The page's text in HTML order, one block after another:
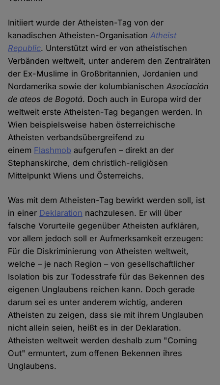
Initiiert wurde der Atheisten-Tag von der
kanadischen Atheisten-OrganisationAtheist
Republic. Unterstützt wird er von atheistischen
Verbänden weltweit, unter anderem den Zentralräten
der Ex-Muslime in Großbritannien, Jordanien und
Nordamerika sowie der kolumbianischenAsociación
de ateos de Bogotá. Doch auch in Europa wird der
weltweit erste Atheisten-Tag begangen werden. In
Wien beispielsweise haben österreichische
Atheisten verbandsübergreifend zu
einem Flashmob aufgerufen – direkt an der
Stephanskirche, dem christlich-religiösen
Mittelpunkt Wiens und Österreichs.
Was mit dem Atheisten-Tag bewirkt werden soll, ist
in einer Deklaration nachzulesen. Er will über
falsche Vorurteile gegenüber Atheisten aufklären,
vor allem jedoch soll er Aufmerksamkeit erzeugen:
Für die Diskriminierung von Atheisten weltweit,
welche – je nach Region – von gesellschaftlicher
Isolation bis zur Todesstrafe für das Bekennen des
eigenen Unglaubens reichen kann. Doch gerade
darum sei es unter anderem wichtig, anderen
Atheisten zu zeigen, dass sie mit ihrem Unglauben
nicht allein seien, heißt es in der Deklaration.
Atheisten weltweit werden deshalb zum "Coming
Out" ermuntert, zum offenen Bekennen ihres
Unglaubens.